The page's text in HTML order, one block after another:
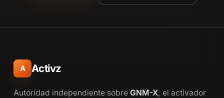
A Activz
Autoridad independiente sobre GNM-X, el activador